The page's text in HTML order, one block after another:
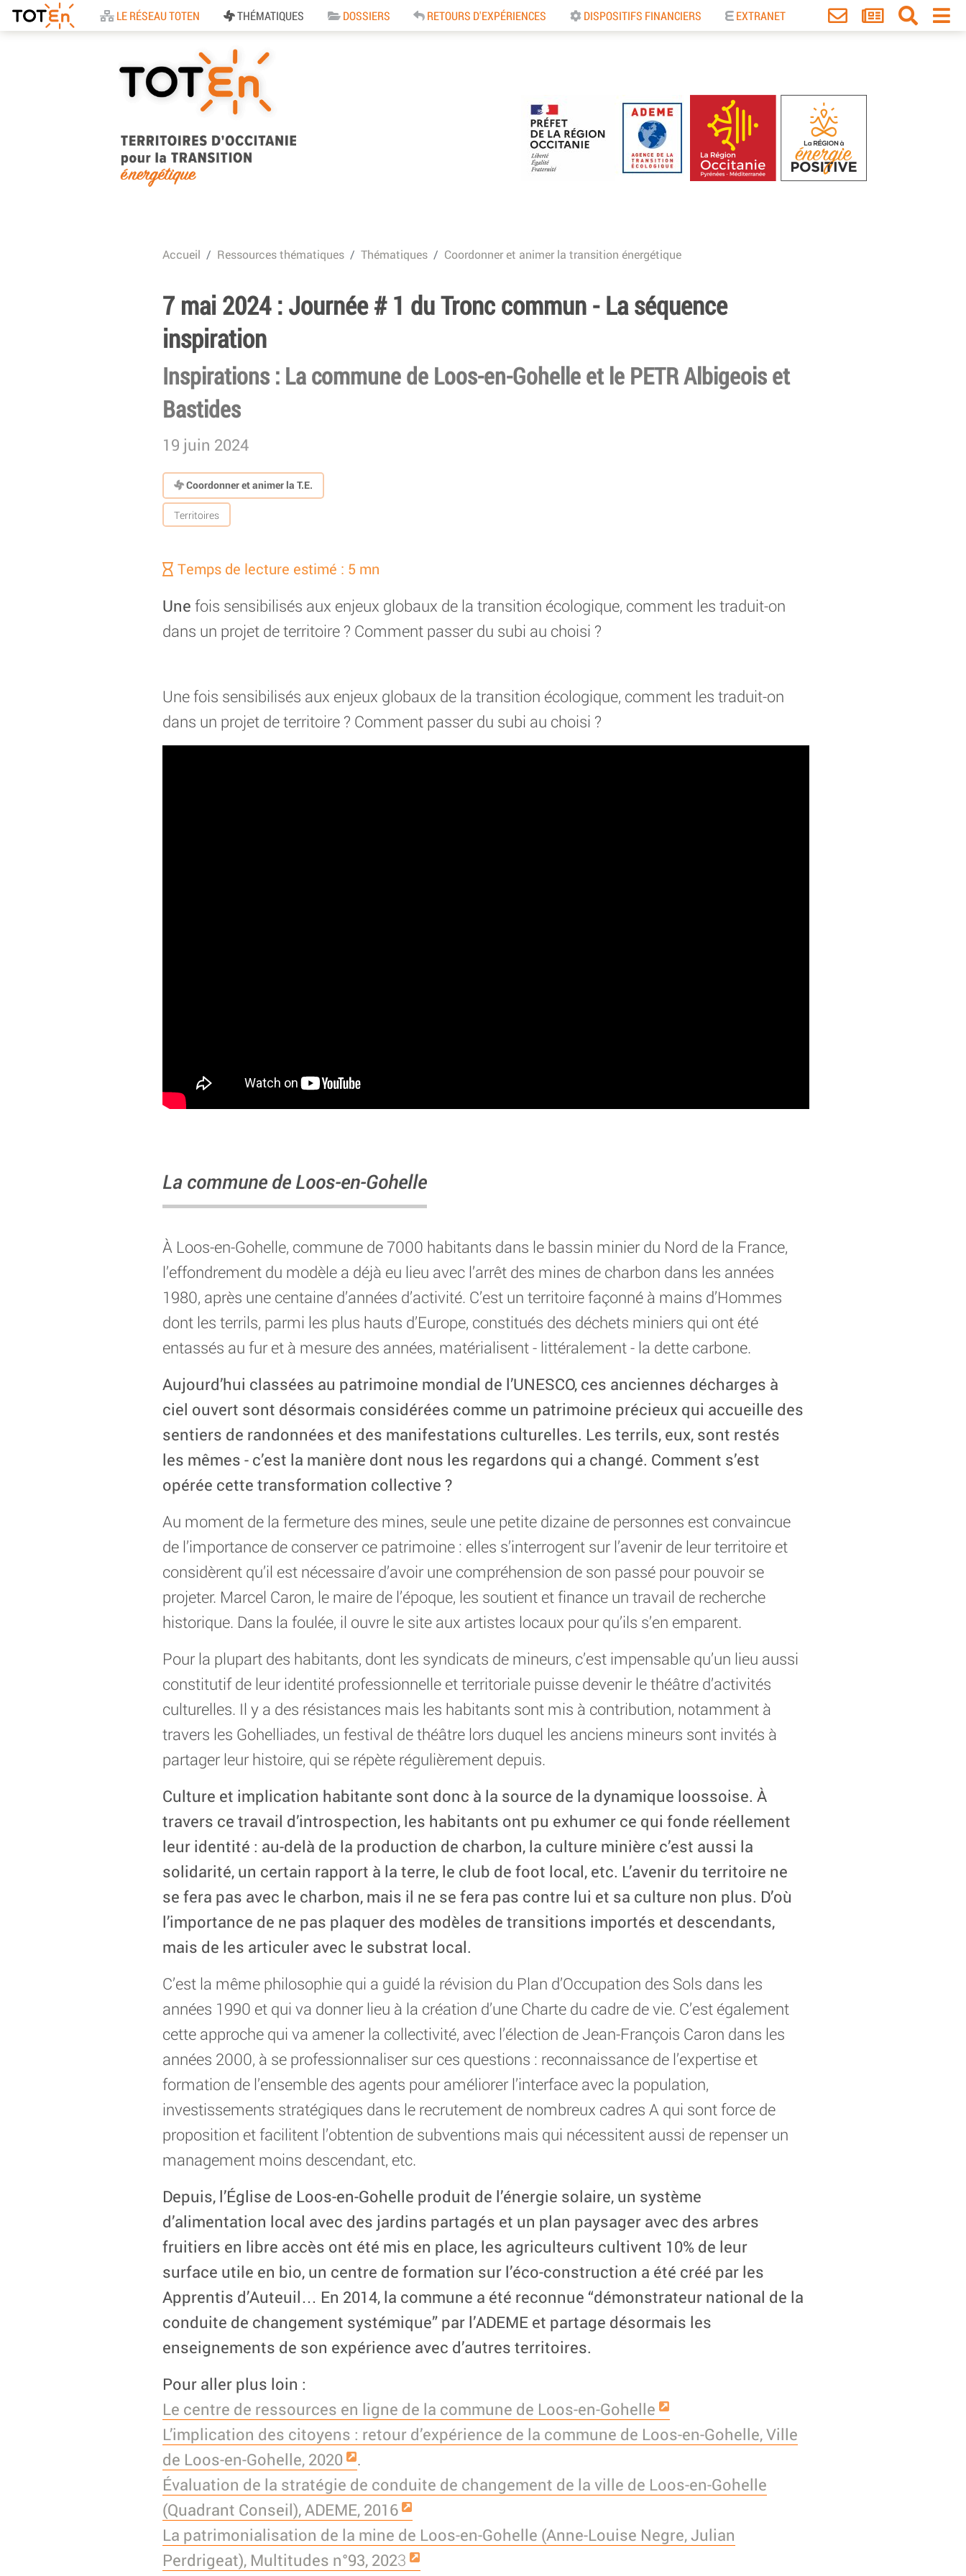
Accueil
LE RÉSEAU TOTEN THÉMATIQUES DOSSIERS RETOURS D'EXPÉRIENCES DISPOSITIFS FINANCIERS EXTRANET
pour la Transition
Energétique
Accueil Ressources thématiques Thématiques Coordonner et animer la transition énergétique
7 mai 2024 : Journée # 1 du Tronc commun - La séquence
inspiration
Inspirations : La commune de Loos-en-Gohelle et le PETR Albigeois et
Bastides
19 juin 2024
Coordonner et animer la T.E.
Territoires
Temps de lecture estimé : 5 mn
Une fois sensibilisés aux enjeux globaux de la transition écologique, comment les traduit-on
dans un projet de territoire ? Comment passer du subi au choisi ?
Une fois sensibilisés aux enjeux globaux de la transition écologique, comment les traduit-on
dans un projet de territoire ? Comment passer du subi au choisi ?
La commune de Loos-en-Gohelle
À Loos-en-Gohelle, commune de 7000 habitants dans le bassin minier du Nord de la France,
l’effondrement du modèle a déjà eu lieu avec l’arrêt des mines de charbon dans les années
1980, après une centaine d’années d’activité. C’est un territoire façonné à mains d’Hommes
dont les terrils, parmi les plus hauts d’Europe, constitués des déchets miniers qui ont été
entassés au fur et à mesure des années, matérialisent - littéralement - la dette carbone.
Aujourd’hui classées au patrimoine mondial de l’UNESCO, ces anciennes décharges à
ciel ouvert sont désormais considérées comme un patrimoine précieux qui accueille des
sentiers de randonnées et des manifestations culturelles. Les terrils, eux, sont restés
les mêmes - c’est la manière dont nous les regardons qui a changé. Comment s’est
opérée cette transformation collective ?
Au moment de la fermeture des mines, seule une petite dizaine de personnes est convaincue
de l’importance de conserver ce patrimoine : elles s’interrogent sur l’avenir de leur territoire et
considèrent qu’il est nécessaire d’avoir une compréhension de son passé pour pouvoir se
projeter. Marcel Caron, le maire de l’époque, les soutient et finance un travail de recherche
historique. Dans la foulée, il ouvre le site aux artistes locaux pour qu’ils s’en emparent.
Pour la plupart des habitants, dont les syndicats de mineurs, c’est impensable qu’un lieu aussi
constitutif de leur identité professionnelle et territoriale puisse devenir le théâtre d’activités
culturelles. Il y a des résistances mais les habitants sont mis à contribution, notamment à
travers les Gohelliades, un festival de théâtre lors duquel les anciens mineurs sont invités à
partager leur histoire, qui se répète régulièrement depuis.
Culture et implication habitante sont donc à la source de la dynamique loossoise. À
travers ce travail d’introspection, les habitants ont pu exhumer ce qui fonde réellement
leur identité : au-delà de la production de charbon, la culture minière c’est aussi la
solidarité, un certain rapport à la terre, le club de foot local, etc. L’avenir du territoire ne
se fera pas avec le charbon, mais il ne se fera pas contre lui et sa culture non plus. D’où
l’importance de ne pas plaquer des modèles de transitions importés et descendants,
mais de les articuler avec le substrat local.
C’est la même philosophie qui a guidé la révision du Plan d’Occupation des Sols dans les
années 1990 et qui va donner lieu à la création d’une Charte du cadre de vie. C’est également
cette approche qui va amener la collectivité, avec l’élection de Jean-François Caron dans les
années 2000, à se professionnaliser sur ces questions : reconnaissance de l’expertise et
formation de l’ensemble des agents pour améliorer l’interface avec la population,
investissements stratégiques dans le recrutement de nombreux cadres A qui sont force de
proposition et facilitent l’obtention de subventions mais qui nécessitent aussi de repenser un
management moins descendant, etc.
Depuis, l’Église de Loos-en-Gohelle produit de l’énergie solaire, un système
d’alimentation local avec des jardins partagés et un plan paysager avec des arbres
fruitiers en libre accès ont été mis en place, les agriculteurs cultivent 10% de leur
surface utile en bio, un centre de formation sur l’éco-construction a été créé par les
Apprentis d’Auteuil… En 2014, la commune a été reconnue “démonstrateur national de la
conduite de changement systémique” par l’ADEME et partage désormais les
enseignements de son expérience avec d’autres territoires.
Pour aller plus loin :
Le centre de ressources en ligne de la commune de Loos-en-Gohelle
L’implication des citoyens : retour d’expérience de la commune de Loos-en-Gohelle, Ville
de Loos-en-Gohelle, 2020
.
Évaluation de la stratégie de conduite de changement de la ville de Loos-en-Gohelle
(Quadrant Conseil), ADEME, 2016
La patrimonialisation de la mine de Loos-en-Gohelle (Anne-Louise Negre, Julian
Perdrigeat), Multitudes n°93, 2023